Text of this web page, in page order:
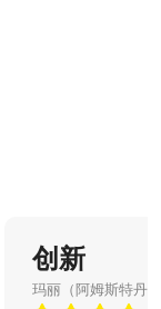
创新
玛丽（阿姆斯特丹